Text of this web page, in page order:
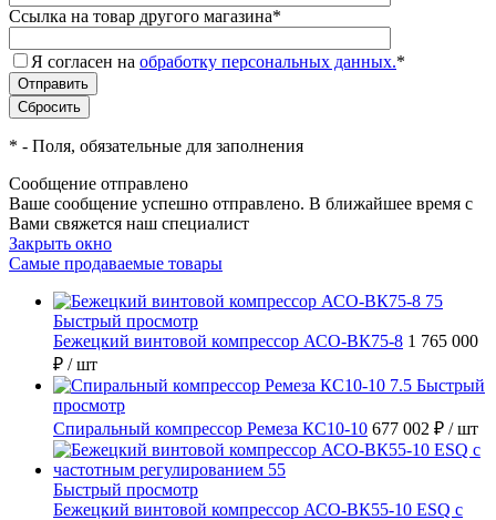
Ссылка на товар другого магазина*
Я согласен на обработку персональных данных.*
* - Поля, обязательные для заполнения
Сообщение отправлено
Ваше сообщение успешно отправлено. В ближайшее время с
Вами свяжется наш специалист
Закрыть окно
Самые продаваемые товары
Быстрый просмотр
Бежецкий винтовой компрессор АСО-ВК75-8 1 765 000
₽ / шт
Быстрый
просмотр
Спиральный компрессор Ремеза КС10-10 677 002 ₽ / шт
Быстрый просмотр
Бежецкий винтовой компрессор АСО-ВК55-10 ESQ с